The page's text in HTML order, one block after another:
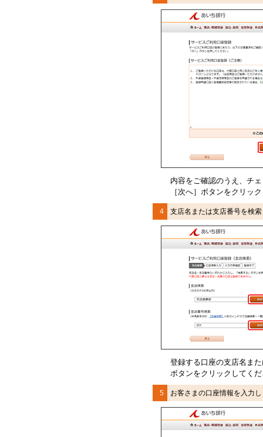
内容をご確認のうえ、 チ
［次へ］ボタンをクリッ
4 支店名または支店番号を検
登録する口座の支店名ま
ボタンをクリックしてく
5 お客さまの口座情報を入力